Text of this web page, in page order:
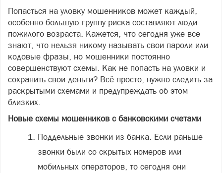
Попасться на уловку мошенников может каждый,
особенно большую группу риска составляют люди
пожилого возраста. Кажется, что сегодня уже все
знают, что нельзя никому называть свои пароли или
кодовые фразы, но мошенники постоянно
совершенствуют схемы. Как не попасть на уловки и
сохранить свои деньги? Всё просто, нужно следить за
раскрытыми схемами и предупреждать об этом
близких.
Новые схемы мошенников с банковскими счетами
Поддельные звонки из банка. Если раньше
звонки были со скрытых номеров или
мобильных операторов, то сегодня они